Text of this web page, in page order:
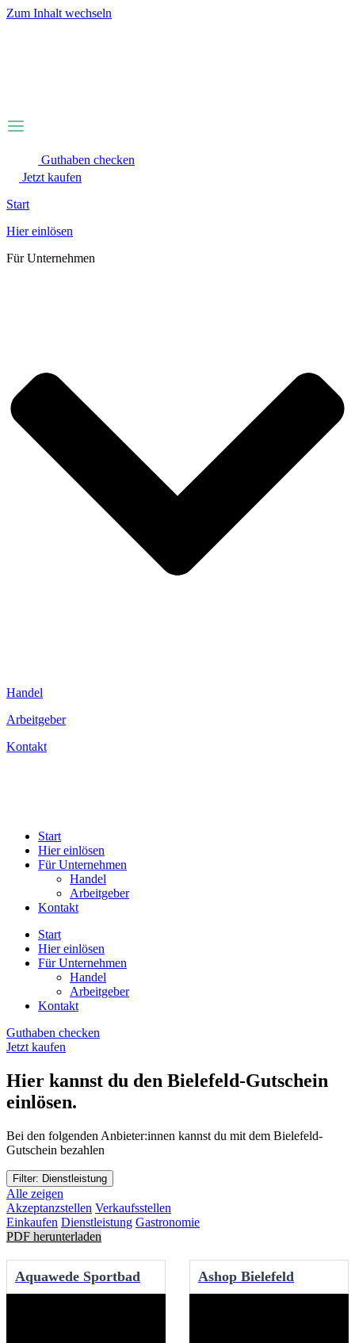
Zum Inhalt wechseln
Guthaben checken
Jetzt kaufen
Start
Hier einlösen
Für Unternehmen
Handel
Arbeitgeber
Kontakt
Start
Hier einlösen
Für Unternehmen
Handel
Arbeitgeber
Kontakt
Start
Hier einlösen
Für Unternehmen
Handel
Arbeitgeber
Kontakt
Guthaben checken
Jetzt kaufen
Hier kannst du den Bielefeld-Gutschein
einlösen.
Bei den folgenden Anbieter:innen kannst du mit dem Bielefeld-
Gutschein bezahlen
Filter: Dienstleistung
Alle zeigen
Akzeptanzstellen Verkaufsstellen
Einkaufen Dienstleistung Gastronomie
PDF herunterladen
Aquawede Sportbad Ashop Bielefeld